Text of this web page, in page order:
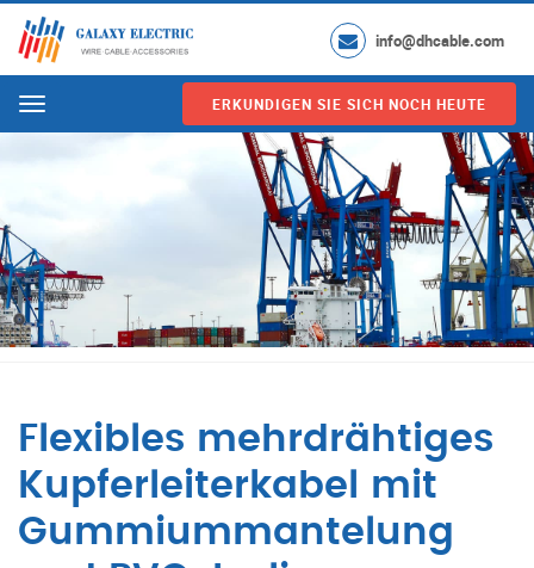
info@dhcable.com
Menu ERKUNDIGEN SIE SICH NOCH HEUTE
Flexibles mehrdrähtiges
Kupferleiterkabel mit
Gummiummantelung